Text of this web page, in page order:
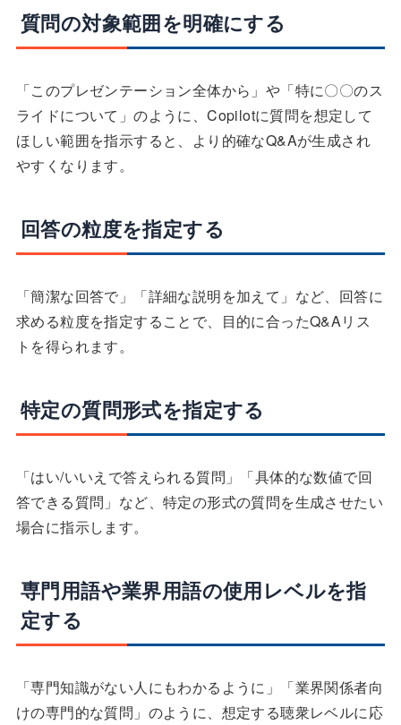
質問の対象範囲を明確にする
「このプレゼンテーション全体から」や「特に〇〇のス
ライドについて」のように、Copilotに質問を想定して
ほしい範囲を指示すると、より的確なQ&Aが生成され
やすくなります。
回答の粒度を指定する
「簡潔な回答で」「詳細な説明を加えて」など、回答に
求める粒度を指定することで、目的に合ったQ&Aリス
トを得られます。
特定の質問形式を指定する
「はい/いいえで答えられる質問」「具体的な数値で回
答できる質問」など、特定の形式の質問を生成させたい
場合に指示します。
専門用語や業界用語の使用レベルを指
定する
「専門知識がない人にもわかるように」「業界関係者向
けの専門的な質問」のように、想定する聴衆レベルに応